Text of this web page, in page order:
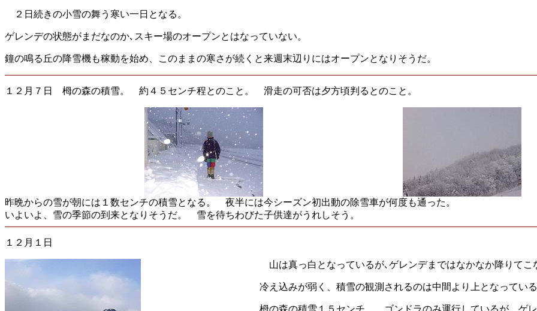
２日続きの小雪の舞う寒い一日となる。
ゲレンデの状態がまだなのか､スキー場のオープンとはなっていない。
鐘の鳴る丘の降雪機も稼動を始め、このままの寒さが続くと来週末辺りにはオープンとなりそうだ。
１２月７日 栂の森の積雪。 約４５センチ程とのこと。 滑走の可否は夕方頃判るとのこと。
昨晩からの雪が朝には１数センチの積雪となる。 夜半には今シーズン初出動の除雪車が何度も通った。
いよいよ、雪の季節の到来となりそうだ。 雪を待ちわびた子供達がうれしそう。
１２月１日
山は真っ白となっているが､ゲレンデまではなかなか降りてこ
冷え込みが弱く、積雪の観測されるのは中間より上となっている
栂の森の積雪１５センチ。 ゴンドラのみ運行しているが、ゲ